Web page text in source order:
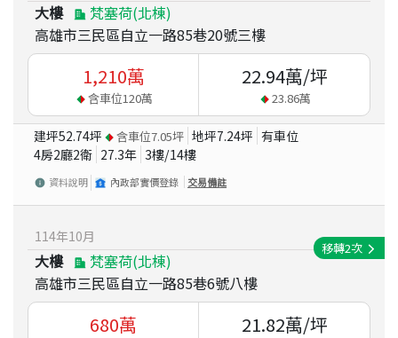
大樓
梵塞荷(北棟)
高雄市三民區自立一路85巷20號三樓
1,210萬
含車位120萬
22.94萬/坪
23.86萬
建坪52.74坪 含車位7.05坪 地坪7.24坪 有車位
4房2廳2衛 27.3年 3樓/14樓
資料說明 內政部實價登錄 交易備註
114年10月
大樓
梵塞荷(北棟)
高雄市三民區自立一路85巷6號八樓
移轉2次
680萬 21.82萬/坪